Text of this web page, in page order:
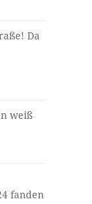
Da
weiß
fanden